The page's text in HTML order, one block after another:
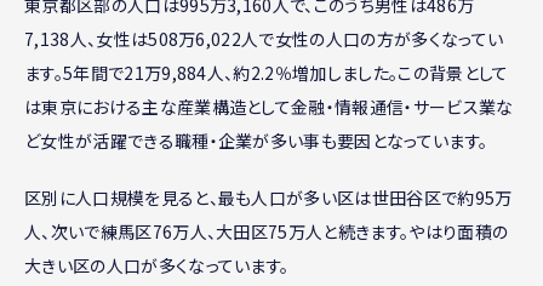
東京都区部の人口は995万3,160人で、このうち男性は486万
7,138人、女性は508万6,022人で女性の人口の方が多くなってい
ます。5年間で21万9,884人、約2.2％増加しました。この背景として
は東京における主な産業構造として金融・情報通信・サービス業な
ど女性が活躍できる職種・企業が多い事も要因となっています。
区別に人口規模を見ると、最も人口が多い区は世田谷区で約95万
人、次いで練馬区76万人、大田区75万人と続きます。やはり面積の
大きい区の人口が多くなっています。